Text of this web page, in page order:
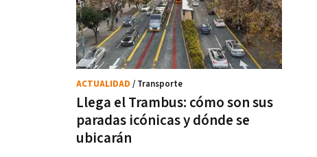
Llega el Trambus: cómo son sus
paradas icónicas y dónde se
ubicarán
ACTUALIDAD / Transporte